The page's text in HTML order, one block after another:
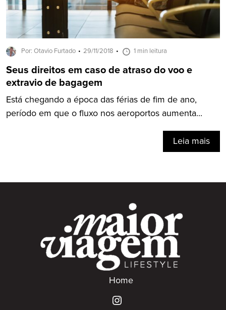
Por: Otavio Furtado 29/11/2018 1 min leitura
Seus direitos em caso de atraso do voo e
extravio de bagagem
Está chegando a época das férias de fim de ano,
período em que o fluxo nos aeroportos aumenta...
Leia mais
Home